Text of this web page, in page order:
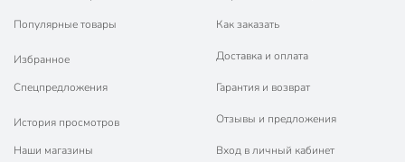
📜 Только оригинальная продукция. Интернет-гипермаркет
Порядок - официальный представитель ведущих мировых
марок.
Популярные товары
Избранное
Спецпредложения
История просмотров
Наши магазины
Как заказать
Доставка и оплата
Гарантия и возврат
Отзывы и предложения
Вход в личный кабинет